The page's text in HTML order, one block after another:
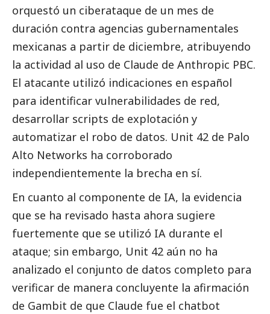
orquestó un ciberataque de un mes de
duración contra agencias gubernamentales
mexicanas a partir de diciembre, atribuyendo
la actividad al uso de Claude de Anthropic PBC.
El atacante utilizó indicaciones en español
para identificar vulnerabilidades de red,
desarrollar scripts de explotación y
automatizar el robo de datos. Unit 42 de Palo
Alto Networks ha corroborado
independientemente la brecha en sí.
En cuanto al componente de IA, la evidencia
que se ha revisado hasta ahora sugiere
fuertemente que se utilizó IA durante el
ataque; sin embargo, Unit 42 aún no ha
analizado el conjunto de datos completo para
verificar de manera concluyente la afirmación
de Gambit de que Claude fue el chatbot